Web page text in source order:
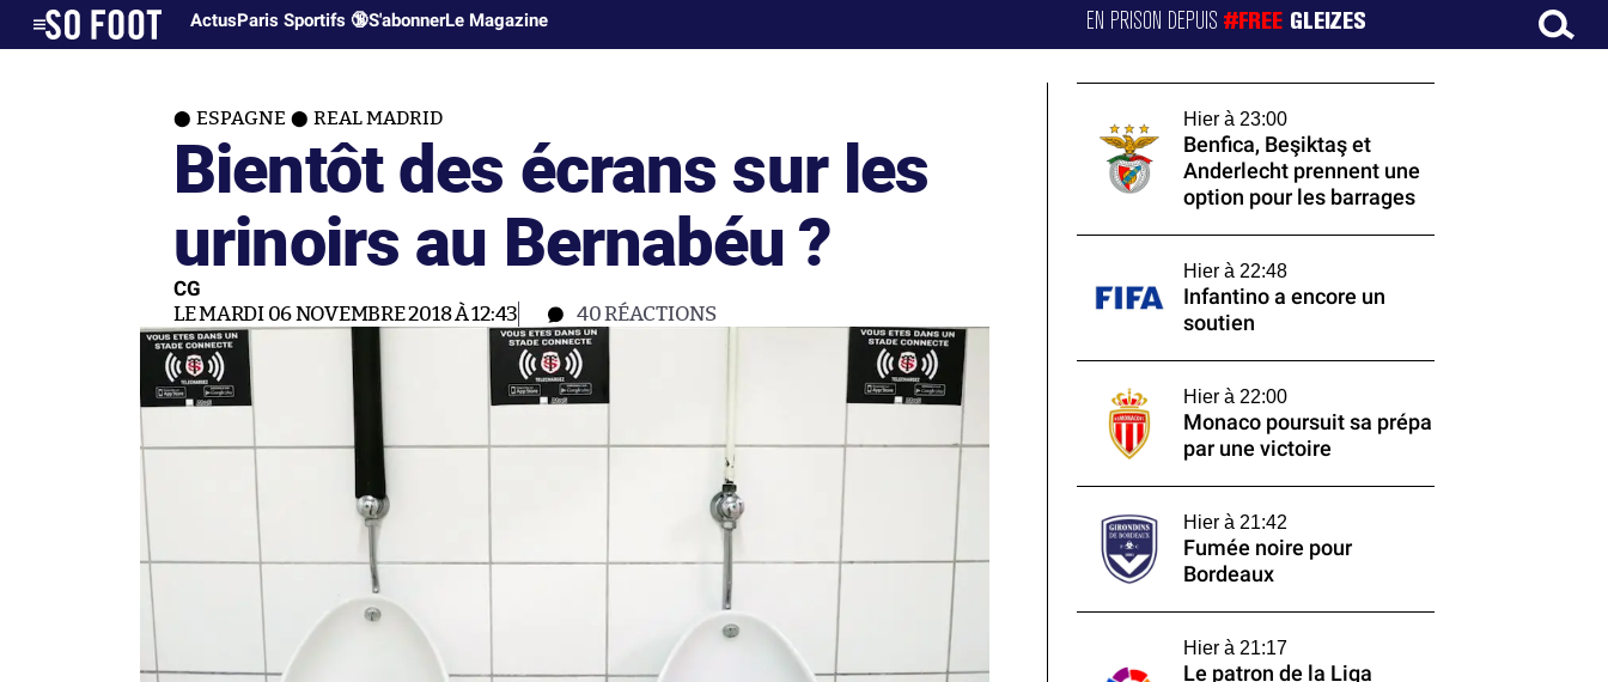
ActusParis Sportifs 🔞S'abonnerLe Magazine EN PRISON DEPUIS#FREE GLEIZES
ESPAGNE REAL MADRID
Bientôt des écrans sur les
urinoirs au Bernabéu ?
CG
LE MARDI 06 NOVEMBRE 2018 À 12:43 40RÉACTIONS
Hier à 23:00
Benfica, Beşiktaş et
Anderlecht prennent une
option pour les barrages
Hier à 22:48
Infantino a encore un
soutien
Hier à 22:00
Monaco poursuit sa prépa
par une victoire
Hier à 21:42
Fumée noire pour
Bordeaux
Hier à 21:17
Le patron de la Liga